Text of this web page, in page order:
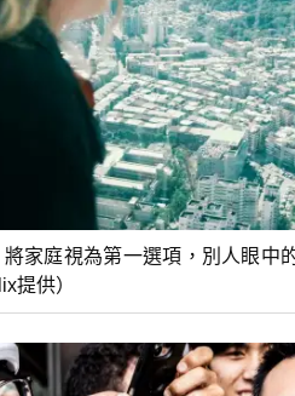
家庭視為第一選項，別人眼中
提供）